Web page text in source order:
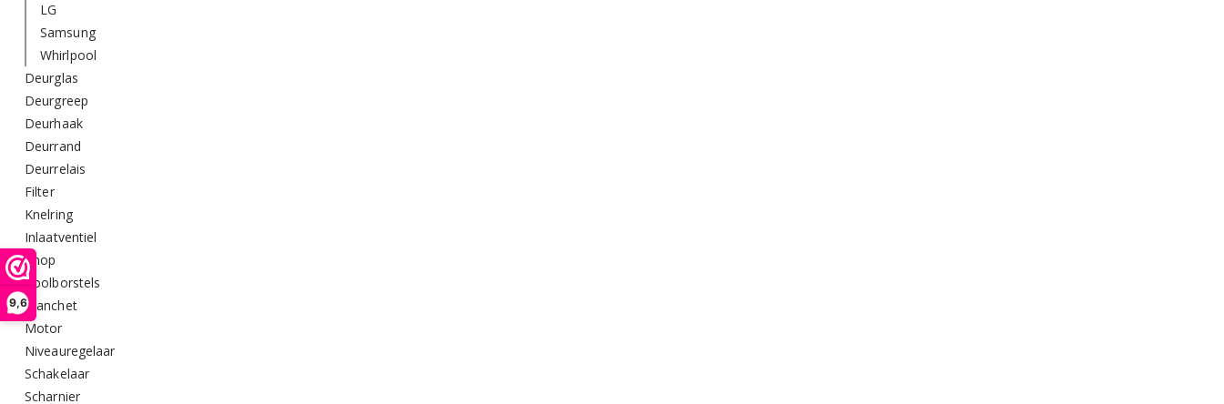
9,6
LG
Samsung
Whirlpool
Deurglas
Deurgreep
Deurhaak
Deurrand
Deurrelais
Filter
Knelring
Inlaatventiel
Knop
Koolborstels
Manchet
Motor
Niveauregelaar
Schakelaar
Scharnier